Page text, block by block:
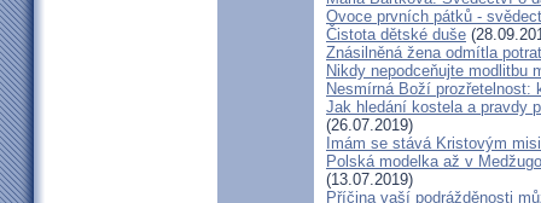
Ovoce prvních pátků -
Čistota dětské duše
Znásilněná žena odmítla
Nikdy nepodceňujte modlitbu
Nesmírná Boží
Jak hledání kostela a pravdy
(26.07.2019)
Imám se stává Kristovým
Polská modelka až v
(13.07.2019)
Příčina vaší podrážděnosti